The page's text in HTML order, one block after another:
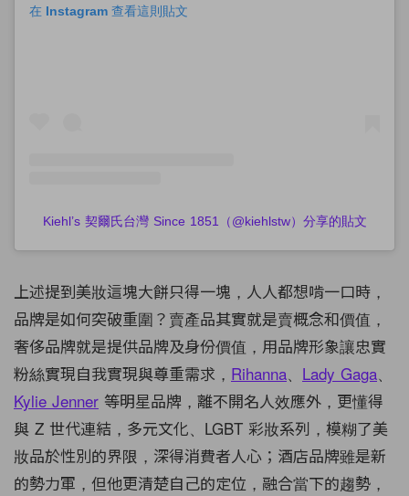
在 Instagram 查看這則貼文
Kiehl’s 契爾氏台灣 Since 1851（@kiehlstw）分享的貼文
上述提到美妝這塊大餅只得一塊，人人都想啃一口時，
品牌是如何突破重圍？賣產品其實就是賣概念和價值，
奢侈品牌就是提供品牌及身份價值，用品牌形象讓忠實
粉絲實現自我實現與尊重需求， Rihanna、 Lady Gaga、
Kylie Jenner 等明星品牌，離不開名人效應外，更懂得
與 Z 世代連結，多元文化、LGBT 彩妝系列，模糊了美
妝品於性別的界限，深得消費者人心；酒店品牌雖是新
的勢力軍，但他更清楚自己的定位，融合當下的趨勢，